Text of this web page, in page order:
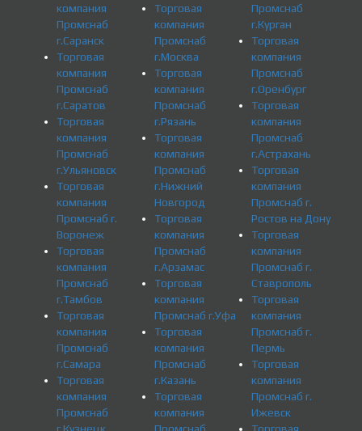
компания
Промснаб
г.Саранск
Торговая
компания
Промснаб
г.Саратов
Торговая
компания
Промснаб
г.Ульяновск
Торговая
компания
Промснаб г.
Воронеж
Торговая
компания
Промснаб
г.Тамбов
Торговая
компания
Промснаб
г.Самара
Торговая
компания
Промснаб
Торговая
компания
Промснаб
г.Москва
Торговая
компания
Промснаб
г.Рязань
Торговая
компания
Промснаб
г.Нижний
Новгород
Торговая
компания
Промснаб
г.Арзамас
Торговая
компания
Промснаб г.Уфа
Торговая
компания
Промснаб
г.Казань
Торговая
компания
Промснаб
г.Курган
Торговая
компания
Промснаб
г.Оренбург
Торговая
компания
Промснаб
г.Астрахань
Торговая
компания
Промснаб г.
Ростов на Дону
Торговая
компания
Промснаб г.
Ставрополь
Торговая
компания
Промснаб г.
Пермь
Торговая
компания
Промснаб г.
Ижевск